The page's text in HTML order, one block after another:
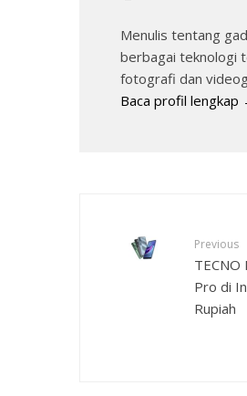
Menulis tentang
berbagai teknologi
fotografi dan
Baca profil lengkap
Previous
TECNO
Pro di
Rupiah